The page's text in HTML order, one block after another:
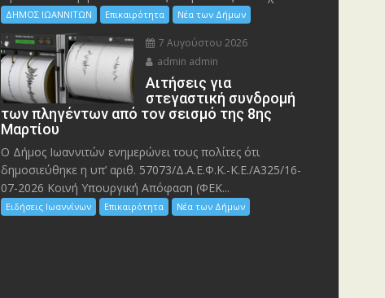
ΔΗΜΟΣ ΙΩΑΝΝΙΤΩΝ Επικαιρότητα Νέα των Δήμων
7 Αυγούστου 2026
admin admin
Αιτήσεις για
στεγαστική συνδρομή
των πληγέντων από τον σεισμό της 8ης
Μαρτίου
Ο Δήμος Ιωαννιτών ενημερώνει τους πολίτες ότι
δημοσιεύθηκε η υπ’ αριθ. 57073/Δ.Α.Ε.Φ.Κ.-Κ.Ε./Α325/16-
07-2026 Κοινή Υπουργική Απόφαση (ΦΕΚ...
Ειδήσεις Ιωαννίνων Επικαιρότητα Νέα των Δήμων